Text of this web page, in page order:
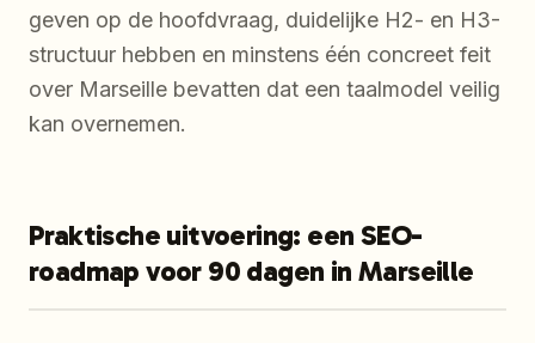
geven op de hoofdvraag, duidelijke H2- en H3-
structuur hebben en minstens één concreet feit
over Marseille bevatten dat een taalmodel veilig
kan overnemen.
Praktische uitvoering: een SEO-
roadmap voor 90 dagen in Marseille